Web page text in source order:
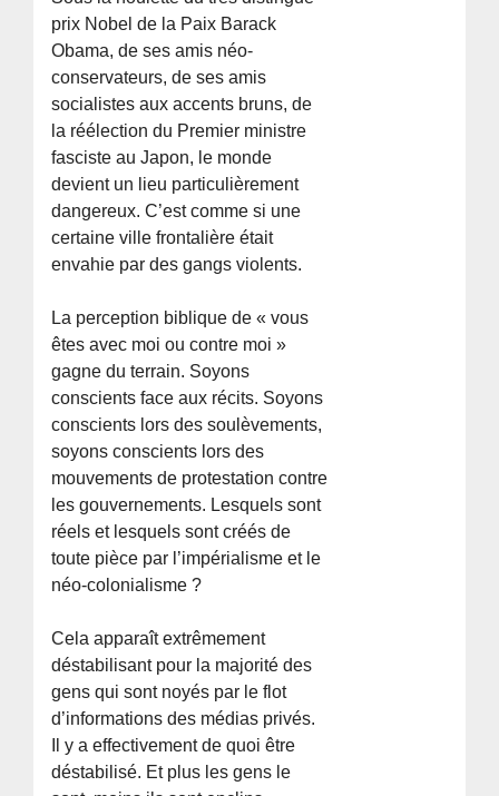
prix Nobel de la Paix Barack
Obama, de ses amis néo-
conservateurs, de ses amis
socialistes aux accents bruns, de
la réélection du Premier ministre
fasciste au Japon, le monde
devient un lieu particulièrement
dangereux. C’est comme si une
certaine ville frontalière était
envahie par des gangs violents.
La perception biblique de « vous
êtes avec moi ou contre moi »
gagne du terrain. Soyons
conscients face aux récits. Soyons
conscients lors des soulèvements,
soyons conscients lors des
mouvements de protestation contre
les gouvernements. Lesquels sont
réels et lesquels sont créés de
toute pièce par l’impérialisme et le
néo-colonialisme ?
Cela apparaît extrêmement
déstabilisant pour la majorité des
gens qui sont noyés par le flot
d’informations des médias privés.
Il y a effectivement de quoi être
déstabilisé. Et plus les gens le